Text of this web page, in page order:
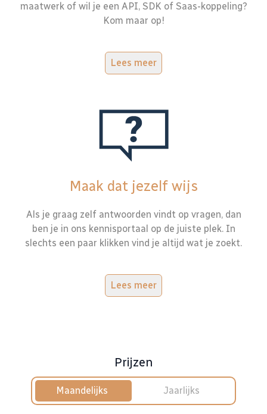
maatwerk of wil je een API, SDK of Saas-koppeling?
Kom maar op!
Lees meer
Maak dat jezelf wijs
Als je graag zelf antwoorden vindt op vragen, dan
ben je in ons kennisportaal op de juiste plek. In
slechts een paar klikken vind je altijd wat je zoekt.
Lees meer
Prijzen
Maandelijks Jaarlijks